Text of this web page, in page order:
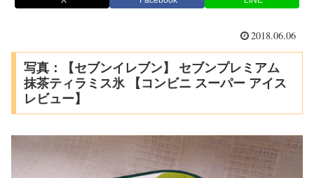
2018.06.06
写真：【セブンイレブン】 セブンプレミアム
抹茶ティラミス氷 【コンビニ スーパー アイス
レビュー】